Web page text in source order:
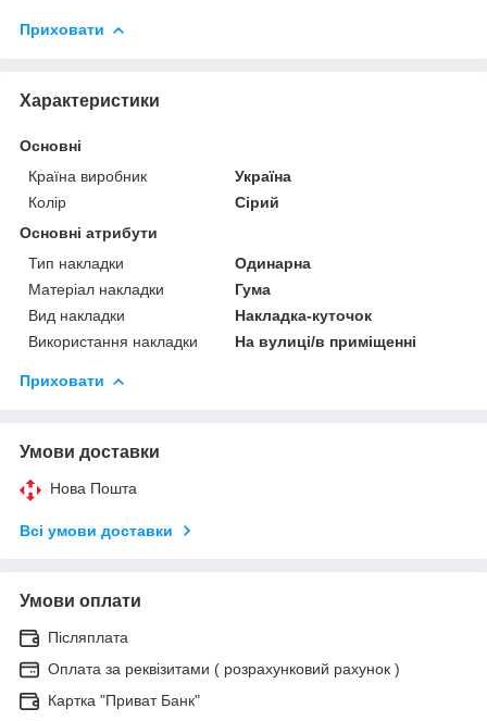
Приховати
Характеристики
Основні
Країна виробник
Україна
Колір
Сірий
Основні атрибути
Тип накладки
Одинарна
Матеріал накладки
Гума
Вид накладки
Накладка-куточок
Використання накладки
На вулиці/в приміщенні
Приховати
Умови доставки
Нова Пошта
Всі умови доставки
Умови оплати
Післяплата
Оплата за реквізитами ( розрахунковий рахунок )
Картка "Приват Банк"